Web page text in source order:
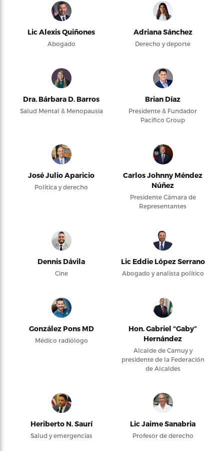
Lic Alexis Quiñones
Abogado
Adriana Sánchez
Derecho y deporte
Dra. Bárbara D. Barros
Salud Mental & Menopausia
Brian Díaz
Presidente & Fundador
Pacifico Group
José Julio Aparicio
Política y derecho
Carlos Johnny Méndez
Núñez
Presidente Cámara de
Representantes
Dennis Dávila
Cine
Lic Eddie López Serrano
Abogado y analista político
González Pons MD
Médico radiólogo
Hon. Gabriel “Gaby”
Hernández
Alcalde de Camuy y
presidente de la Federación
de Alcaldes
Heriberto N. Saurí
Salud y emergencias
Lic Jaime Sanabria
Profesor de derecho